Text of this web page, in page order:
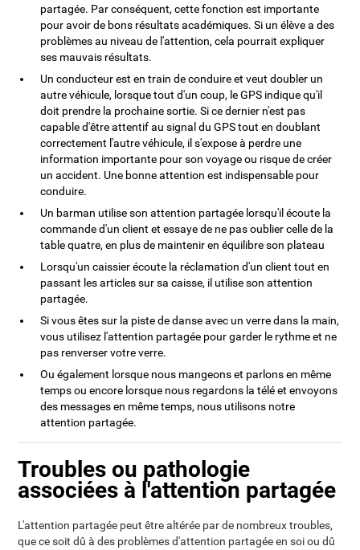
partagée. Par conséquent, cette fonction est importante
pour avoir de bons résultats académiques. Si un élève a des
problèmes au niveau de l'attention, cela pourrait expliquer
ses mauvais résultats.
Un conducteur est en train de conduire et veut doubler un
autre véhicule, lorsque tout d'un coup, le GPS indique qu'il
doit prendre la prochaine sortie. Si ce dernier n'est pas
capable d'être attentif au signal du GPS tout en doublant
correctement l'autre véhicule, il s'expose à perdre une
information importante pour son voyage ou risque de créer
un accident. Une bonne attention est indispensable pour
conduire.
Un barman utilise son attention partagée lorsqu'il écoute la
commande d'un client et essaye de ne pas oublier celle de la
table quatre, en plus de maintenir en équilibre son plateau
Lorsqu'un caissier écoute la réclamation d'un client tout en
passant les articles sur sa caisse, il utilise son attention
partagée.
Si vous êtes sur la piste de danse avec un verre dans la main,
vous utilisez l'attention partagée pour garder le rythme et ne
pas renverser votre verre.
Ou également lorsque nous mangeons et parlons en même
temps ou encore lorsque nous regardons la télé et envoyons
des messages en même temps, nous utilisons notre
attention partagée.
Troubles ou pathologie
associées à l'attention partagée
L'attention partagée peut être altérée par de nombreux troubles,
que ce soit dû à des problèmes d'attention partagée en soi ou dû